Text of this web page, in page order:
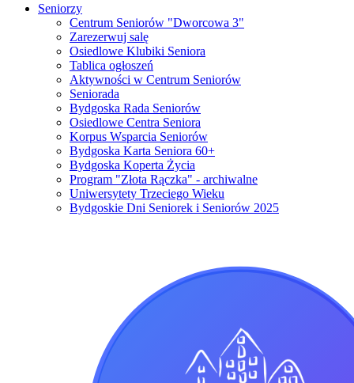
Seniorzy
Centrum Seniorów "Dworcowa 3"
Zarezerwuj salę
Osiedlowe Klubiki Seniora
Tablica ogłoszeń
Aktywności w Centrum Seniorów
Seniorada
Bydgoska Rada Seniorów
Osiedlowe Centra Seniora
Korpus Wsparcia Seniorów
Bydgoska Karta Seniora 60+
Bydgoska Koperta Życia
Program "Złota Rączka" - archiwalne
Uniwersytety Trzeciego Wieku
Bydgoskie Dni Seniorek i Seniorów 2025